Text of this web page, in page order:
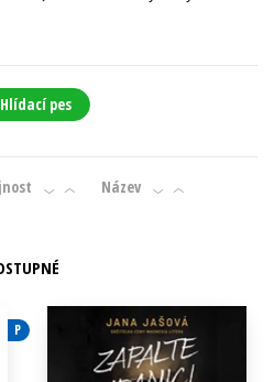
Hlídací pes
Název
P